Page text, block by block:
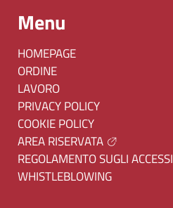
Menu
HOMEPAGE
ORDINE
LAVORO
PRIVACY POLICY
COOKIE POLICY
AREA RISERVATA
REGOLAMENTO SUGLI ACCESSI
WHISTLEBLOWING